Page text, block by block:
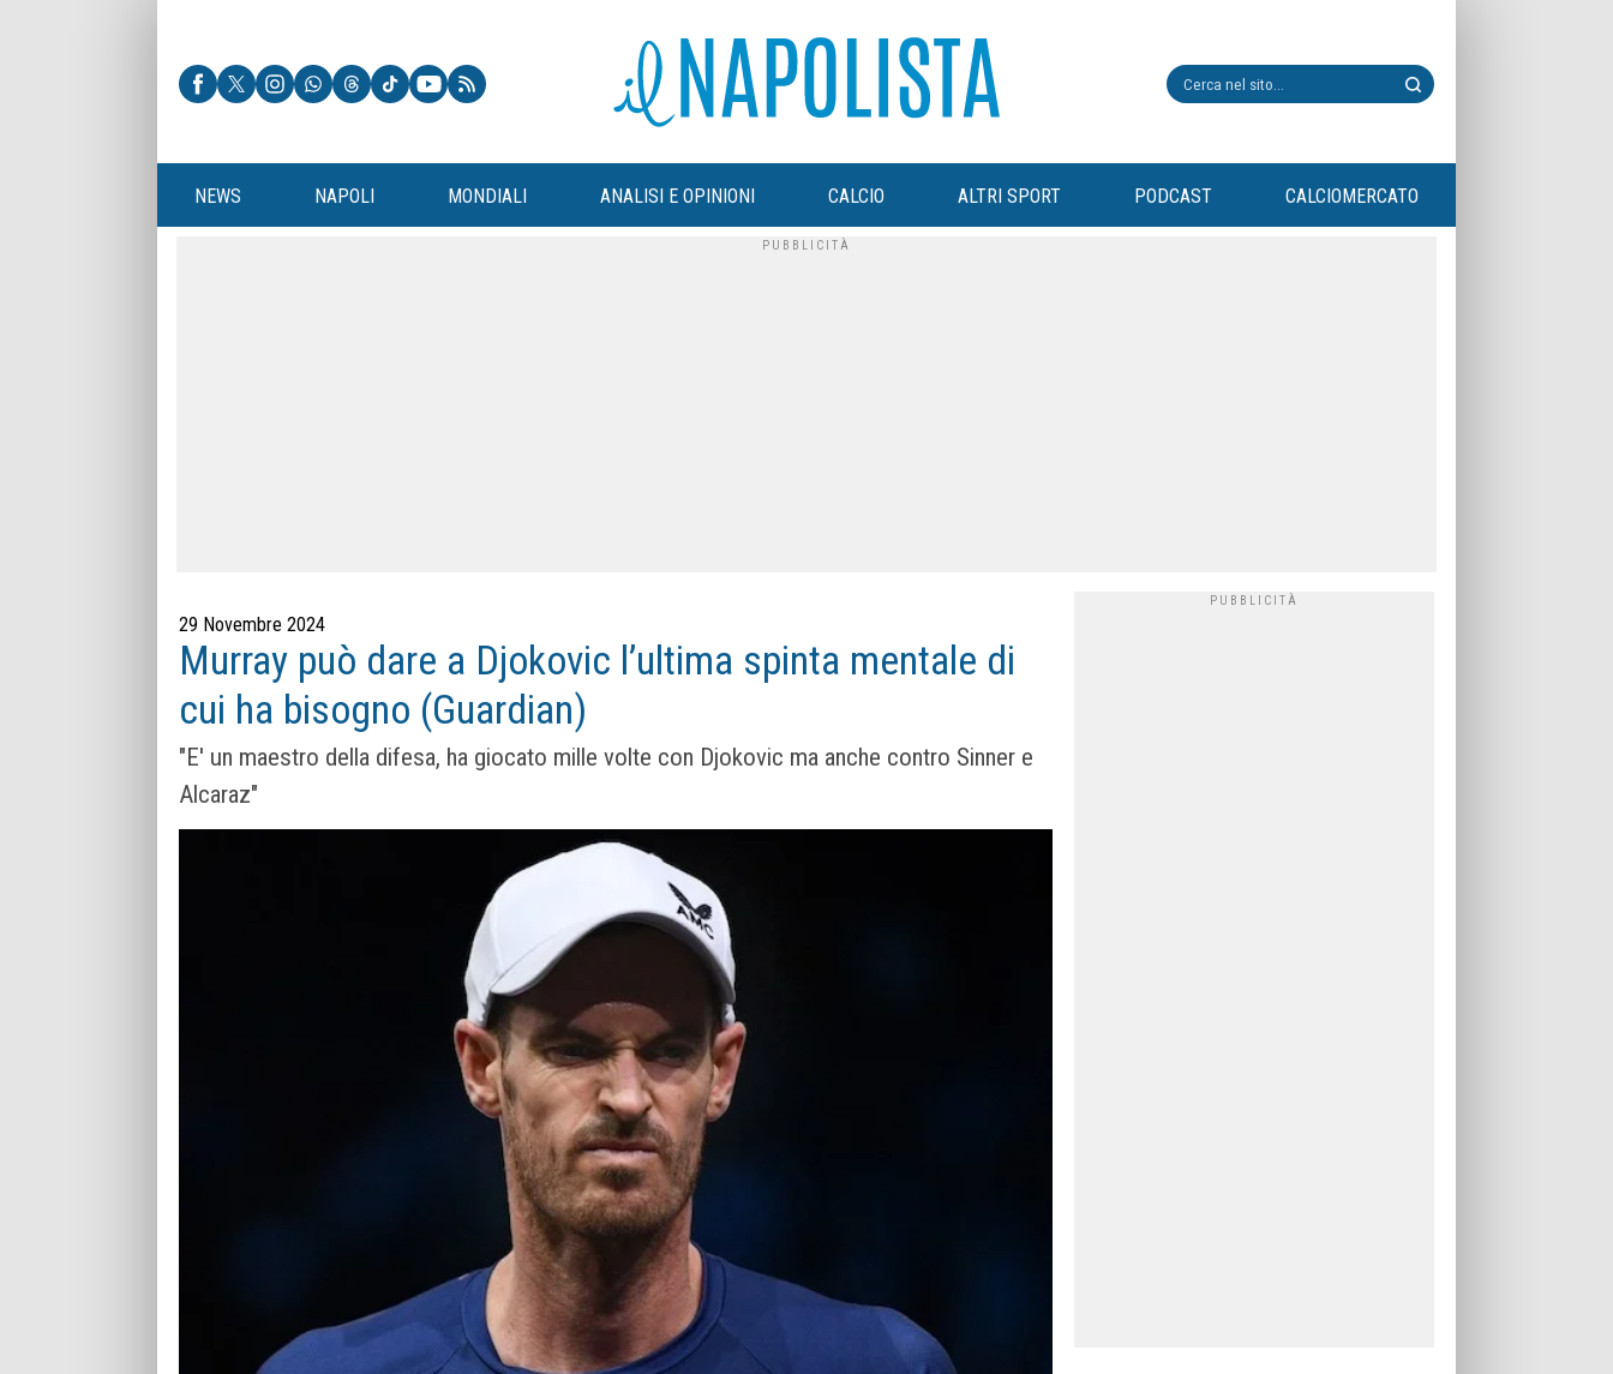
NEWS NAPOLI MONDIALI ANALISI E OPINIONI CALCIO ALTRI SPORT PODCAST CALCIOMERCATO
29 Novembre 2024
Murray può dare a Djokovic l’ultima spinta mentale di
cui ha bisogno (Guardian)
"E' un maestro della difesa, ha giocato mille volte con Djokovic ma anche contro Sinner e
Alcaraz"